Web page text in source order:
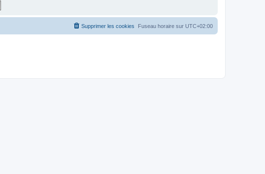
Fuseau horaire sur UTC+02:00
Supprimer les cookies